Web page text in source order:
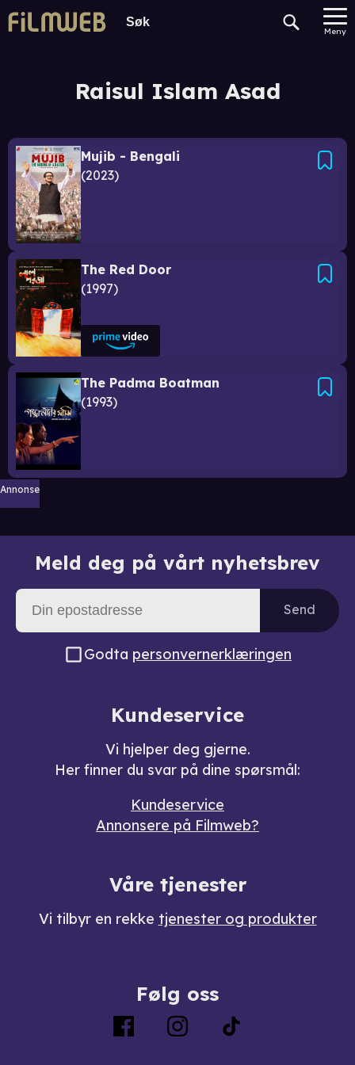
Meny
Raisul Islam Asad
Mujib - Bengali
2023
The Red Door
1997
The Padma Boatman
1993
Annonse
Meld deg på vårt nyhetsbrev
Send
Godta personvernerklæringen
Kundeservice
Vi hjelper deg gjerne.
Her finner du svar på dine spørsmål:
Kundeservice
Annonsere på Filmweb?
Våre tjenester
Vi tilbyr en rekke tjenester og produkter
Følg oss